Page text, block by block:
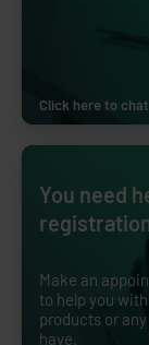
Click here to chat
You need
Make an
to help you
products or
have.